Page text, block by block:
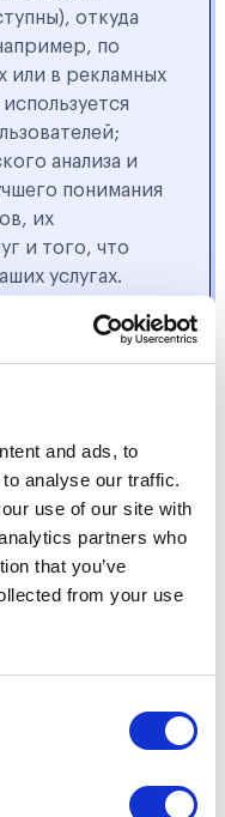
and ads, to
analyse our traffic.
use of our site with
partners who
that you’ve
from your use
откуда
по
или в рекламных
анализа и
понимания
их
и того, что
услугах.